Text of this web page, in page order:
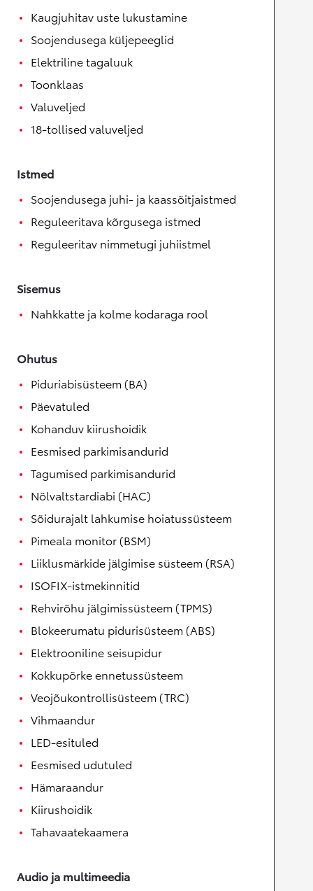
Kaugjuhitav uste lukustamine
Soojendusega küljepeeglid
Elektriline tagaluuk
Toonklaas
Valuveljed
18-tollised valuveljed
Istmed
Soojendusega juhi- ja kaassõitjaistmed
Reguleeritava kõrgusega istmed
Reguleeritav nimmetugi juhiistmel
Sisemus
Nahkkatte ja kolme kodaraga rool
Ohutus
Piduriabisüsteem (BA)
Päevatuled
Kohanduv kiirushoidik
Eesmised parkimisandurid
Tagumised parkimisandurid
Nõlvaltstardiabi (HAC)
Sõidurajalt lahkumise hoiatussüsteem
Pimeala monitor (BSM)
Liiklusmärkide jälgimise süsteem (RSA)
ISOFIX-istmekinnitid
Rehvirõhu jälgimissüsteem (TPMS)
Blokeerumatu pidurisüsteem (ABS)
Elektrooniline seisupidur
Kokkupõrke ennetussüsteem
Veojõukontrollisüsteem (TRC)
Vihmaandur
LED-esituled
Eesmised udutuled
Hämaraandur
Kiirushoidik
Tahavaatekaamera
Audio ja multimeedia